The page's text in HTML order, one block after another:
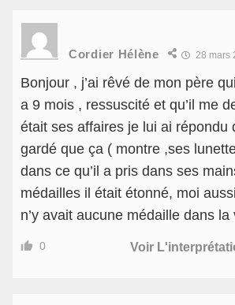
Cordier Hélène 28 mars
Bonjour , j’ai rêvé de mon père
a 9 mois , ressuscité et qu’il me
était ses affaires je lui ai répondu
gardé que ça ( montre ,ses
dans ce qu’il a pris dans ses
médailles il était étonné, moi
n’y avait aucune médaille dans la
0 Voir